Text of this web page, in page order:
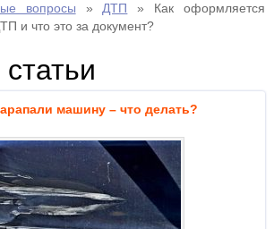
вопросы » ДТП » Как оформляется
и что это за документ?
машину – что делать?